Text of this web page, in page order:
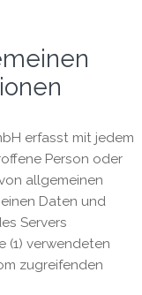
erfasst mit jedem
Person oder
allgemeinen
Daten und
Servers
(1) verwendeten
zugreifenden